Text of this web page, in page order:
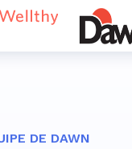
DE DAWN